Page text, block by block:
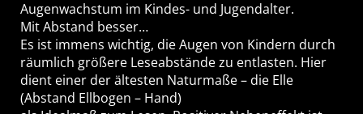
Augenwachstum im Kindes- und Jugendalter.
Mit Abstand besser…
Es ist immens wichtig, die Augen von Kindern durch
räumlich größere Leseabstände zu entlasten. Hier
dient einer der ältesten Naturmaße – die Elle
(Abstand Ellbogen – Hand)